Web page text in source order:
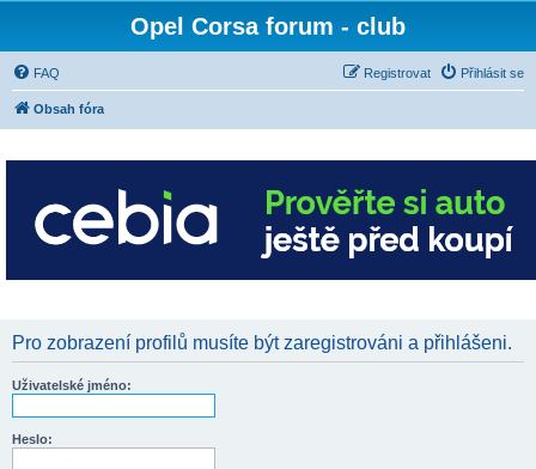
Opel Corsa forum - club
FAQ Přihlásit se
Registrovat
Obsah fóra
Pro zobrazení profilů musíte být zaregistrováni a přihlášeni.
Uživatelské jméno:
Heslo: